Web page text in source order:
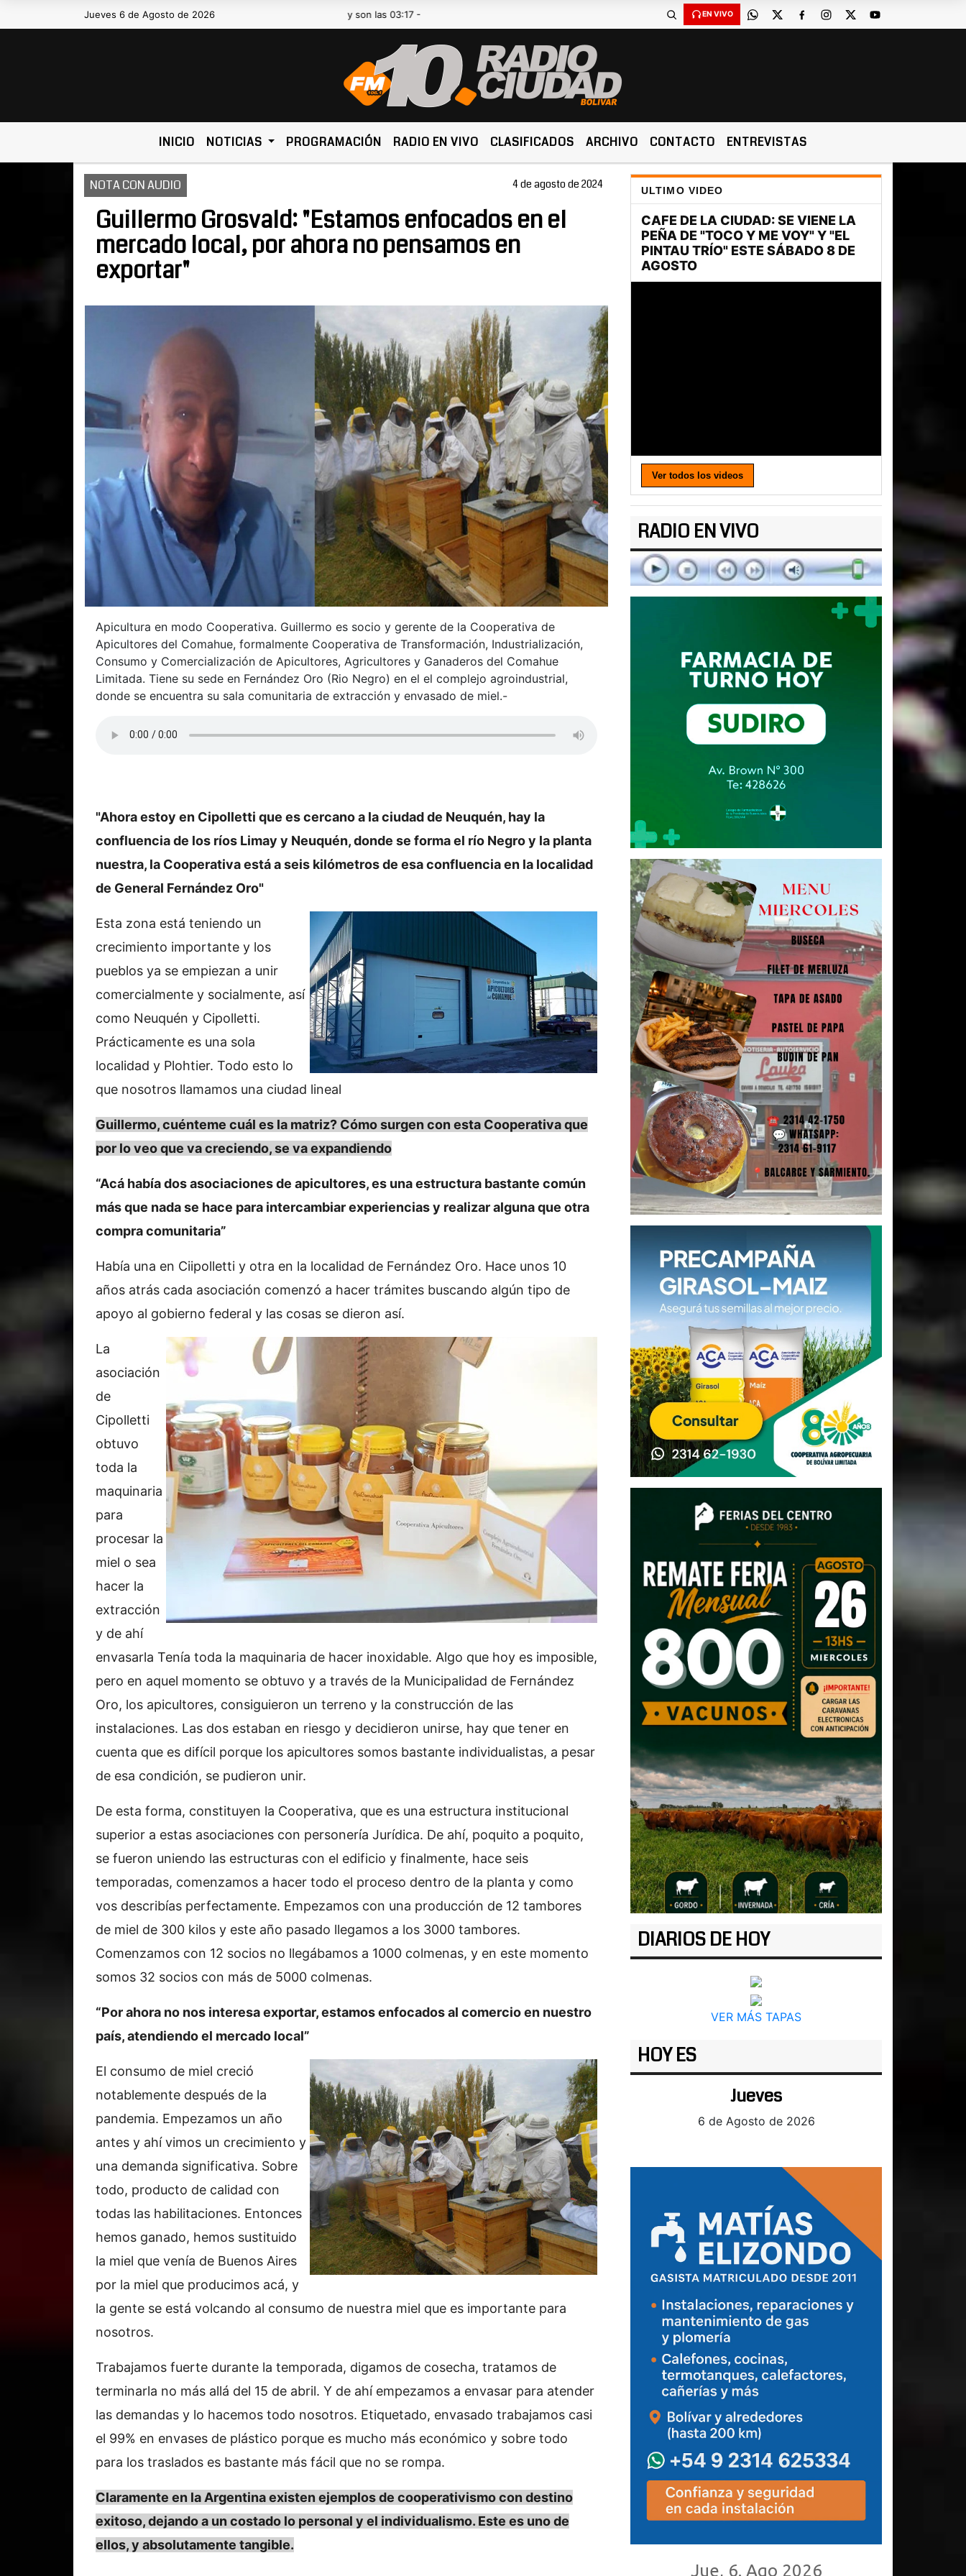
Jueves 6 de Agosto de 2026
Hoy es Jueves 6 de Agosto de 2026 y son las 03:17 - EN VIVO
INICIO NOTICIAS PROGRAMACIÓN RADIO EN VIVO CLASIFICADOS ARCHIVO CONTACTO ENTREVISTAS
NOTA CON AUDIO 4 de agosto de 2024
Guillermo Grosvald: "Estamos enfocados en el
mercado local, por ahora no pensamos en
exportar"
Apicultura en modo Cooperativa. Guillermo es socio y gerente de la Cooperativa de
Apicultores del Comahue, formalmente Cooperativa de Transformación, Industrialización,
Consumo y Comercialización de Apicultores, Agricultores y Ganaderos del Comahue
Limitada. Tiene su sede en Fernández Oro (Rio Negro) en el el complejo agroindustrial,
donde se encuentra su sala comunitaria de extracción y envasado de miel.-
"Ahora estoy en Cipolletti que es cercano a la ciudad de Neuquén, hay la
confluencia de los ríos Limay y Neuquén, donde se forma el río Negro y la planta
nuestra, la Cooperativa está a seis kilómetros de esa confluencia en la localidad
de General Fernández Oro"
Esta zona está teniendo un
crecimiento importante y los
pueblos ya se empiezan a unir
comercialmente y socialmente, así
como Neuquén y Cipolletti.
Prácticamente es una sola
localidad y Plohtier. Todo esto lo
que nosotros llamamos una ciudad lineal
Guillermo, cuénteme cuál es la matriz? Cómo surgen con esta Cooperativa que
por lo veo que va creciendo, se va expandiendo
“Acá había dos asociaciones de apicultores, es una estructura bastante común
más que nada se hace para intercambiar experiencias y realizar alguna que otra
compra comunitaria”
Había una en Ciipolletti y otra en la localidad de Fernández Oro. Hace unos 10
años atrás cada asociación comenzó a hacer trámites buscando algún tipo de
apoyo al gobierno federal y las cosas se dieron así.
La
asociación
de
Cipolletti
obtuvo
toda la
maquinaria
para
procesar la
miel o sea
hacer la
extracción
y de ahí
envasarla Tenía toda la maquinaria de hacer inoxidable. Algo que hoy es imposible,
pero en aquel momento se obtuvo y a través de la Municipalidad de Fernández
Oro, los apicultores, consiguieron un terreno y la construcción de las
instalaciones. Las dos estaban en riesgo y decidieron unirse, hay que tener en
cuenta que es difícil porque los apicultores somos bastante individualistas, a pesar
de esa condición, se pudieron unir.
De esta forma, constituyen la Cooperativa, que es una estructura institucional
superior a estas asociaciones con personería Jurídica. De ahí, poquito a poquito,
se fueron uniendo las estructuras con el edificio y finalmente, hace seis
temporadas, comenzamos a hacer todo el proceso dentro de la planta y como
vos describías perfectamente. Empezamos con una producción de 12 tambores
de miel de 300 kilos y este año pasado llegamos a los 3000 tambores.
Comenzamos con 12 socios no llegábamos a 1000 colmenas, y en este momento
somos 32 socios con más de 5000 colmenas.
“Por ahora no nos interesa exportar, estamos enfocados al comercio en nuestro
país, atendiendo el mercado local”
El consumo de miel creció
notablemente después de la
pandemia. Empezamos un año
antes y ahí vimos un crecimiento y
una demanda significativa. Sobre
todo, producto de calidad con
todas las habilitaciones. Entonces
hemos ganado, hemos sustituido
la miel que venía de Buenos Aires
por la miel que producimos acá, y
la gente se está volcando al consumo de nuestra miel que es importante para
nosotros.
Trabajamos fuerte durante la temporada, digamos de cosecha, tratamos de
terminarla no más allá del 15 de abril. Y de ahí empezamos a envasar para atender
las demandas y lo hacemos todo nosotros. Etiquetado, envasado trabajamos casi
el 99% en envases de plástico porque es mucho más económico y sobre todo
para los traslados es bastante más fácil que no se rompa.
Claramente en la Argentina existen ejemplos de cooperativismo con destino
exitoso, dejando a un costado lo personal y el individualismo. Este es uno de
ellos, y absolutamente tangible.
ULTIMO VIDEO
Ver todos los videos
RADIO EN VIVO
DIARIOS DE HOY
VER MÁS TAPAS
HOY ES
Jueves
6 de Agosto de 2026